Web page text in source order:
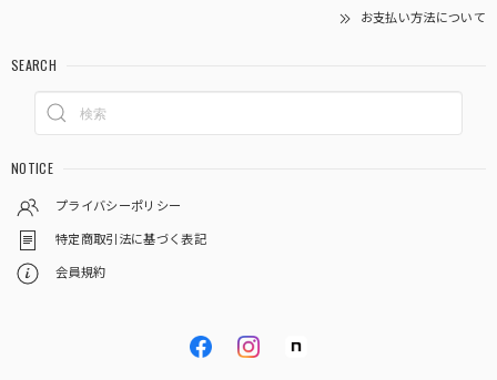
お支払い方法について
SEARCH
NOTICE
プライバシーポリシー
特定商取引法に基づく表記
会員規約